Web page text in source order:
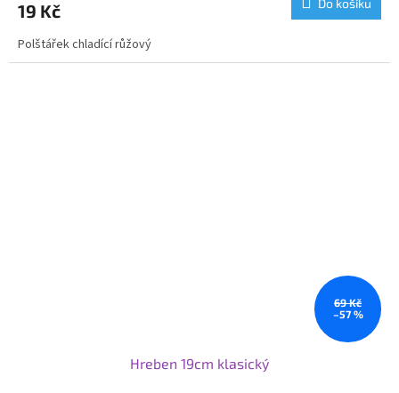
19 Kč Do košíku
Polštářek chladící růžový
69 Kč
–57 %
Hreben 19cm klasický